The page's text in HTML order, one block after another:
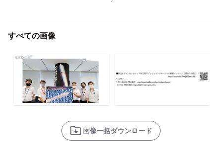
すべての画像
画像一括ダウンロード